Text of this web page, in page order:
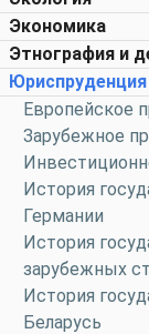
Экономика
Этнография и
Юриспруденция
Европейское
Зарубежное
История
Германии
История
зарубежных
История
Беларусь